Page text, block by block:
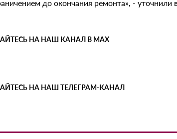
до окончания ремонта», - уточнили
НА НАШ КАНАЛ В MAX
НА НАШ ТЕЛЕГРАМ-КАНАЛ